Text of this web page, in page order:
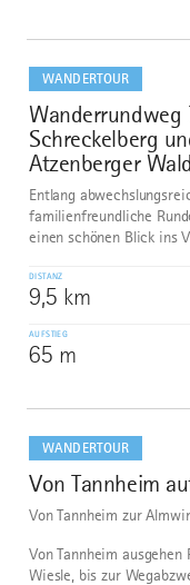
WANDERTOUR
9
Wanderrundweg
Schreckelberg
Atzenberger
Entlang
familienfreundliche
einen schönen Blick ins
DISTANZ
9,5 km
AUFSTIEG
65 m
dazu
WANDERTOUR
10
Von Tannheim
Von Tannheim zur
Von Tannheim
Wiesle, bis zur
dazu